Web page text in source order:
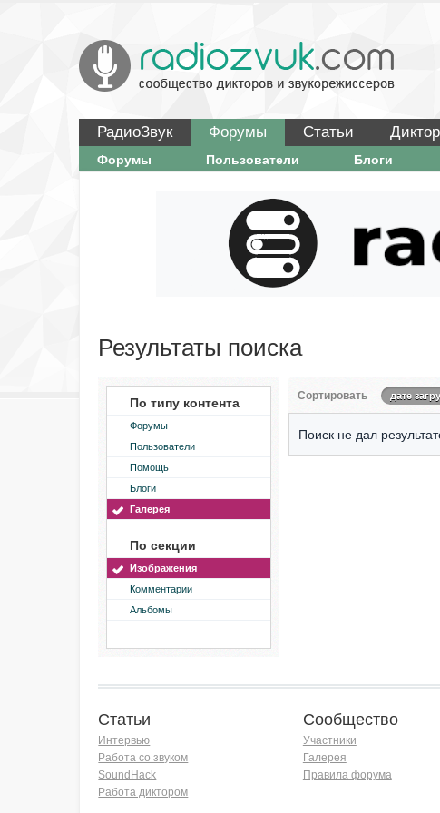
РадиоЗвук Форумы Статьи
Форумы Пользователи Блоги
Результаты поиска
По типу контента
Форумы
Пользователи
Помощь
Блоги
Галерея
По секции
Изображения
Комментарии
Альбомы
Сортировать дате
Поиск не дал
Статьи
Интервью
Работа со звуком
SoundHack
Работа диктором
Сообщество
Участники
Галерея
Правила форума